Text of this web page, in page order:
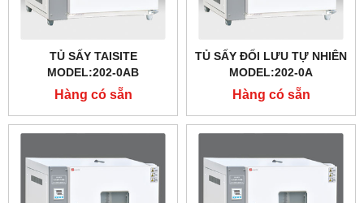
TỦ SẤY TAISITE
MODEL:202-0AB
Hàng có sẵn
TỦ SẤY ĐỐI LƯU TỰ NHIÊN
MODEL:202-0A
Hàng có sẵn